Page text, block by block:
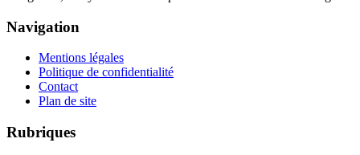
Navigation
Mentions légales
Politique de confidentialité
Contact
Plan de site
Rubriques